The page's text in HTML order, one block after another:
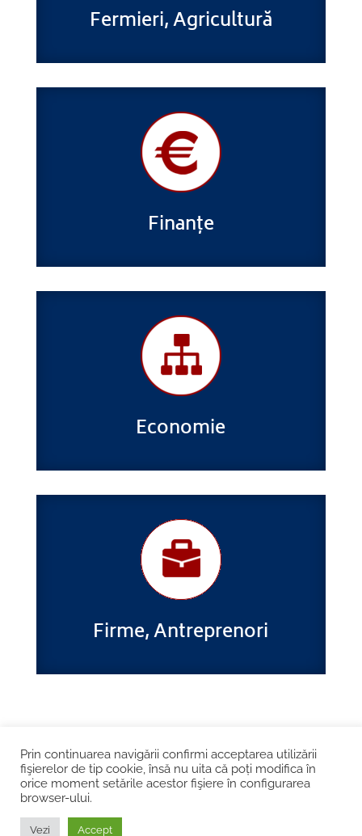
Fermieri, Agricultură
Finanțe
Economie
Firme, Antreprenori
Șos. Kiseleff nr. 10, București
Contact
Cookie și GDPR
Prin continuarea navigării confirmi acceptarea utilizării
fişierelor de tip cookie, însă nu uita că poți modifica în
orice moment setările acestor fişiere în configurarea
browser-ului.
Vezi Accept